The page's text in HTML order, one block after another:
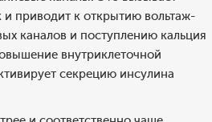
приводит к открытию вольтаж-
каналов и поступлению кальция
внутриклеточной
секрецию инсулина